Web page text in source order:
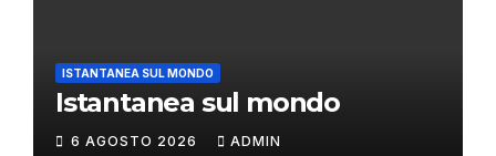
ISTANTANEA SUL MONDO
Istantanea sul mondo
6 AGOSTO 2026 ADMIN